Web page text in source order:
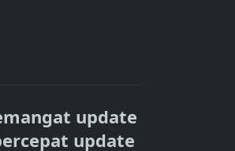
update
update